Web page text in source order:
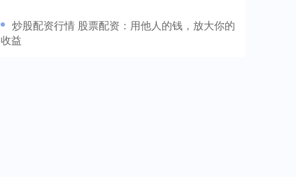
​炒股配资行情 股票配资：用他人的钱，放大你的
收益